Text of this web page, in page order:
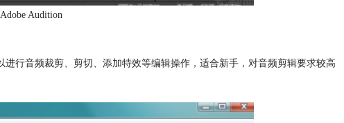
Audition
行音频裁剪、剪切、添加特效等编辑操作，适合新手，对音频剪辑要求较高